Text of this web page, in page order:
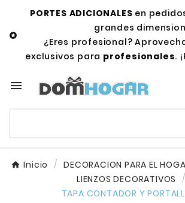

PORTES ADICIONALES en
grandes
¿Eres profesional?
exclusivos para profesionales.

Inicio DECORACION PARA EL
LIENZOS DECORATIVOS
TAPA CONTADOR Y